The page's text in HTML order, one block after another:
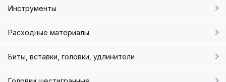
Инструменты
Расходные материалы
Биты, вставки, головки, удлинители